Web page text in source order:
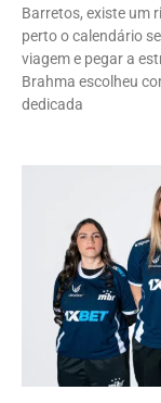
Barretos, existe um
perto o calendário
viagem e pegar a
Brahma escolheu
dedicada